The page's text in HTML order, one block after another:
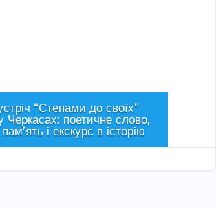
“Степами до своїх”
Черкасах: поетичне слово,
і екскурс в історію